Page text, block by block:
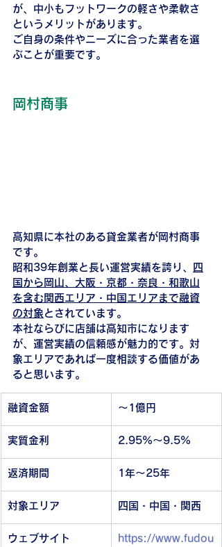
が、中小もフットワークの軽さや柔軟さ
というメリットがあります。
ご自身の条件やニーズに合った業者を選
ぶことが重要です。
岡村商事
高知県に本社のある貸金業者が岡村商事
です。
昭和39年創業と長い運営実績を誇り、
四
国から岡山、大阪・京都・奈良・和歌山
を含む関西エリア・中国エリアまで融資
の対象 とされています。
本社ならびに店舗は高知市になります
が、運営実績の信頼感が魅力的です。対
象エリアであれば一度相談する価値があ
ると思います。
融資金額 ～1億円
実質金利 2.95%～9.5%
返済期間 1年～25年
対象エリア 四国・中国・関西
ウェブサイト
https://www.fudou